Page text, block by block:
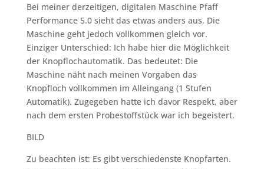
Bei meiner derzeitigen, digitalen Maschine Pfaff
Performance 5.0 sieht das etwas anders aus. Die
Maschine geht jedoch vollkommen gleich vor.
Einziger Unterschied: Ich habe hier die Möglichkeit
der Knopflochautomatik. Das bedeutet: Die
Maschine näht nach meinen Vorgaben das
Knopfloch vollkommen im Alleingang (1 Stufen
Automatik). Zugegeben hatte ich davor Respekt, aber
nach dem ersten Probestoffstück war ich begeistert.
BILD
Zu beachten ist: Es gibt verschiedenste Knopfarten.